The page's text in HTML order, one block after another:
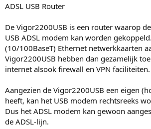
ADSL USB Router
De Vigor2200USB is een router waarop
USB ADSL modem kan worden
(10/100BaseT) Ethernet netwerkkaarten
Vigor2200USB hebben dan gezamelijk
internet alsook firewall en VPN faciliteiten.
Aangezien de Vigor2200USB een eigen
heeft, kan het USB modem rechtsreeks
Dus het ADSL modem kan gewoon
de ADSL-lijn.